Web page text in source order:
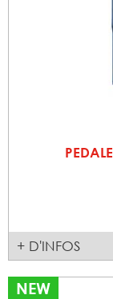
+ D'INFOS
NEW